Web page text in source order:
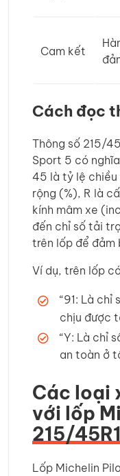
Cam kết
Cách đọc
Thông số 215/
Sport 5 có
45 là tỷ lệ chiều
rộng (%), R là
kính mâm xe
đến chỉ số tải
trên lốp để đảm
Ví dụ, trên lốp
“91: Là
chịu được
“Y: Là chỉ
an toàn ở
Các loại
với lốp
215/
Lốp Michelin